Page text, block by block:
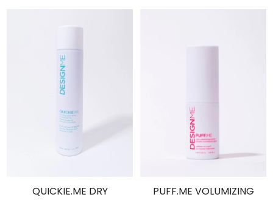
QUICKIE.ME DRY
PUFF.ME VOLUMIZING